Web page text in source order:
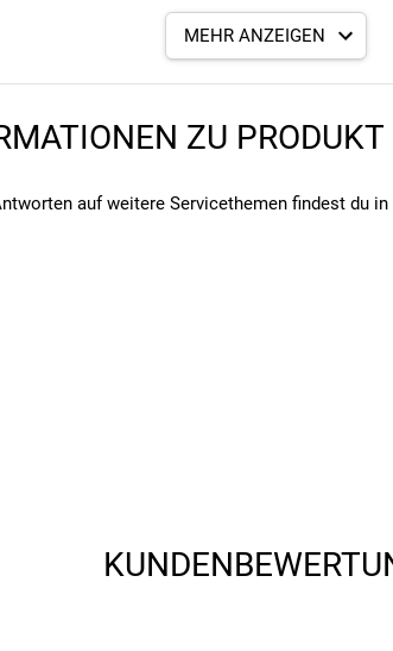
Materialien
MEHR ANZEIGEN
ZU
auf weitere Servicethemen findest du in